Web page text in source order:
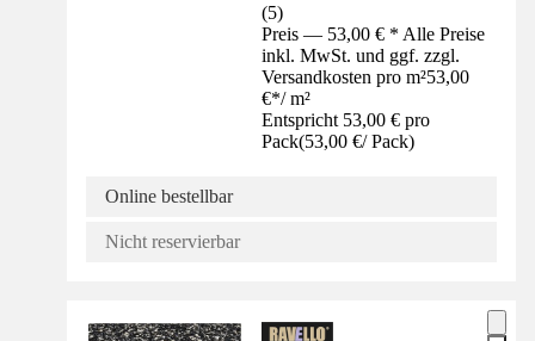
(5)
Preis — 53,00 € * Alle Preise
inkl. MwSt. und ggf. zzgl.
Versandkosten pro m²53,00
€*/ m²
Entspricht 53,00 € pro
Pack(53,00 €/ Pack)
Online bestellbar
Nicht reservierbar